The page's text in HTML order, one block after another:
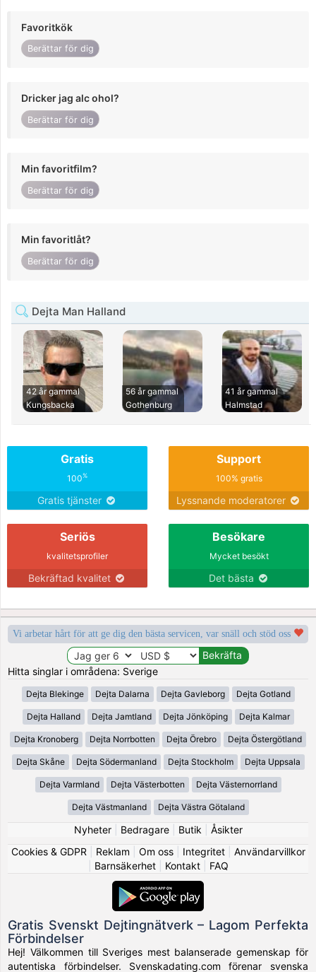
Favoritkök
Berättar för dig
Dricker jag alc ohol?
Berättar för dig
Min favoritfilm?
Berättar för dig
Min favoritlåt?
Berättar för dig
Dejta Man Halland
42 år gammal
Kungsbacka
56 år gammal
Gothenburg
41 år gammal
Halmstad
Gratis
100%
Gratis tjänster
Support
100% gratis
Lyssnande moderatorer
Seriös
kvalitetsprofiler
Bekräftad kvalitet
Besökare
Mycket besökt
Det bästa
Vi arbetar hårt för att ge dig den bästa servicen, var snäll och stöd oss
Hitta singlar i områdena: Sverige
Dejta Blekinge Dejta Dalarna Dejta Gavleborg Dejta Gotland
Dejta Halland Dejta Jamtland Dejta Jönköping Dejta Kalmar
Dejta Kronoberg Dejta Norrbotten Dejta Örebro Dejta Östergötland
Dejta Skåne Dejta Södermanland Dejta Stockholm Dejta Uppsala
Dejta Varmland Dejta Västerbotten Dejta Västernorrland
Dejta Västmanland Dejta Västra Götaland
Nyheter| Bedragare| Butik
Åsikter
Cookies & GDPR
Reklam Om oss| Integritet| Användarvillkor
Barnsäkerhet| Kontakt| FAQ
Gratis Svenskt Dejtingnätverk – Lagom Perfekta
Förbindelser
Hej! Välkommen till Sveriges mest balanserade gemenskap för
autentiska förbindelser. Svenskadating.com förenar svenska